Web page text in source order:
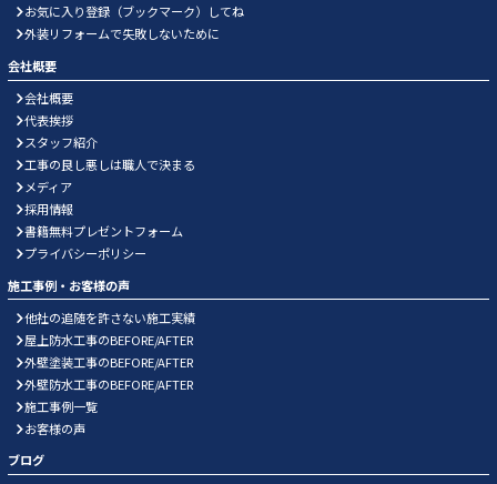
お気に入り登録（ブックマーク）してね
外装リフォームで失敗しないために
会社概要
会社概要
代表挨拶
スタッフ紹介
工事の良し悪しは職人で決まる
メディア
採用情報
書籍無料プレゼントフォーム
プライバシーポリシー
施工事例・お客様の声
他社の追随を許さない施工実績
屋上防水工事のBEFORE/AFTER
外壁塗装工事のBEFORE/AFTER
外壁防水工事のBEFORE/AFTER
施工事例一覧
お客様の声
ブログ